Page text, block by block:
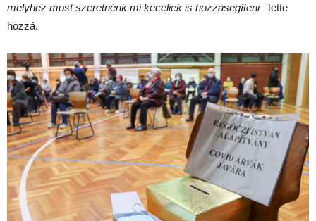
melyhez most szeretnénk mi keceliek is hozzásegíteni– tette
hozzá.